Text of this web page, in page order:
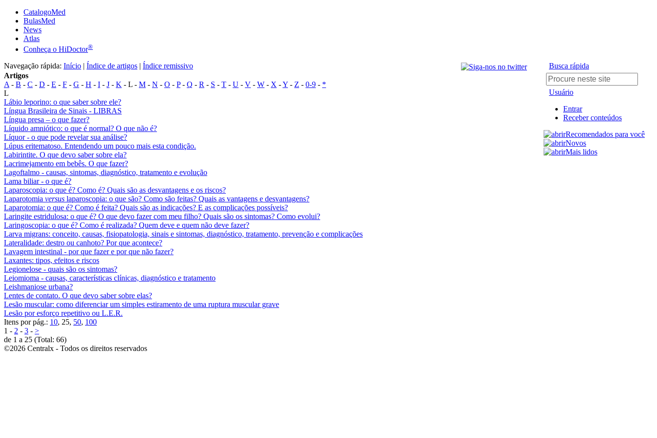
CatalogoMed
BulasMed
News
Atlas
Conheça o HiDoctor®
Navegação rápida: Início | Índice de artigos | Índice remissivo
Artigos
A - B - C - D - E - F - G - H - I - J - K - L - M - N - O - P- Q - R - S - T - U - V - W - X -Y - Z - 0-9 - *
L
Lábio leporino: o que saber sobre ele?
Língua Brasileira de Sinais - LIBRAS
Língua presa – o que fazer?
Líquido amniótico: o que é normal? O que não é?
Líquor - o que pode revelar sua análise?
Lúpus eritematoso. Entendendo um pouco mais esta condição.
Labirintite. O que devo saber sobre ela?
Lacrimejamento em bebês. O que fazer?
Lagoftalmo - causas, sintomas, diagnóstico, tratamento e evolução
Lama biliar - o que é?
Laparoscopia: o que é? Como é? Quais são as desvantagens e os riscos?
Laparotomia versus laparoscopia: o que são? Como são feitas? Quais as vantagens e desvantagens?
Laparotomia: o que é? Como é feita? Quais são as indicações? E as complicações possíveis?
Laringite estridulosa: o que é? O que devo fazer com meu filho? Quais são os sintomas? Como evolui?
Laringoscopia: o que é? Como é realizada? Quem deve e quem não deve fazer?
Larva migrans: conceito, causas, fisiopatologia, sinais e sintomas, diagnóstico, tratamento, prevenção e complicações
Lateralidade: destro ou canhoto? Por que acontece?
Lavagem intestinal - por que fazer e por que não fazer?
Laxantes: tipos, efeitos e riscos
Legionelose - quais são os sintomas?
Leiomioma - causas, características clínicas, diagnóstico e tratamento
Leishmaniose urbana?
Lentes de contato. O que devo saber sobre elas?
Lesão muscular: como diferenciar um simples estiramento de uma ruptura muscular grave
Lesão por esforço repetitivo ou L.E.R.
Itens por pág.: 10, 25, 50, 100
1 - 2 - 3 - >
de 1 a 25 (Total: 66)
Busca rápida
Usuário
Entrar
Receber conteúdos
Recomendados para você
Novos
Mais lidos
©2026 Centralx - Todos os direitos reservados